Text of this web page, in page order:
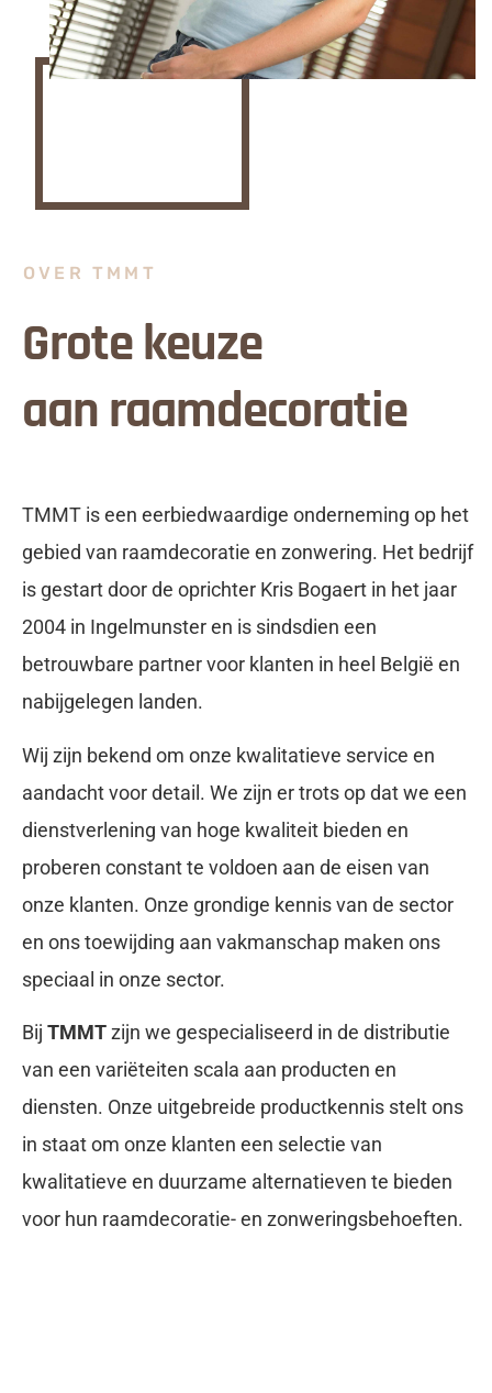
OVER TMMT
Grote keuze
aan raamdecoratie
TMMT is een eerbiedwaardige onderneming op het
gebied van raamdecoratie en zonwering. Het bedrijf
is gestart door de oprichter Kris Bogaert in het jaar
2004 in Ingelmunster en is sindsdien een
betrouwbare partner voor klanten in heel België en
nabijgelegen landen.
Wij zijn bekend om onze kwalitatieve service en
aandacht voor detail. We zijn er trots op dat we een
dienstverlening van hoge kwaliteit bieden en
proberen constant te voldoen aan de eisen van
onze klanten. Onze grondige kennis van de sector
en ons toewijding aan vakmanschap maken ons
speciaal in onze sector.
Bij TMMTzijn we gespecialiseerd in de distributie
van een variëteiten scala aan producten en
diensten. Onze uitgebreide productkennis stelt ons
in staat om onze klanten een selectie van
kwalitatieve en duurzame alternatieven te bieden
voor hun raamdecoratie- en zonweringsbehoeften.